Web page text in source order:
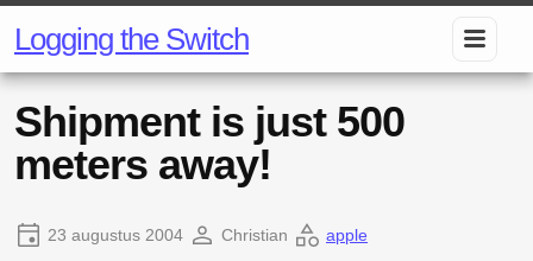
Logging the Switch
Shipment is just 500
meters away!
23 augustus 2004 Christian apple